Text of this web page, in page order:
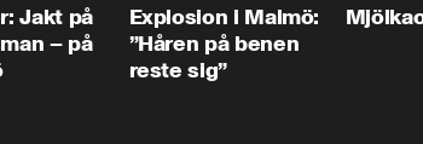
Jakt på
– på
Explosion i Malmö:
”Håren på benen
reste sig”